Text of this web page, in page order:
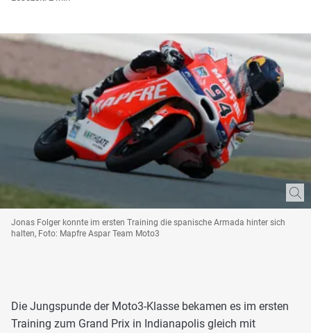
Jonas Folger konnte im ersten Training die spanische Armada hinter sich
halten, Foto: Mapfre Aspar Team Moto3
Die Jungspunde der Moto3-Klasse bekamen es im ersten
Training zum Grand Prix in Indianapolis gleich mit